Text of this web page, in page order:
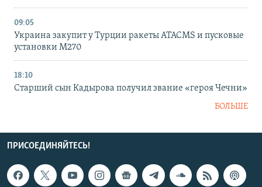
09:05
Украина закупит у Турции ракеты ATACMS и пусковые
установки M270
18:10
Старший сын Кадырова получил звание «героя Чечни»
БОЛЬШЕ
ПРИСОЕДИНЯЙТЕСЬ!